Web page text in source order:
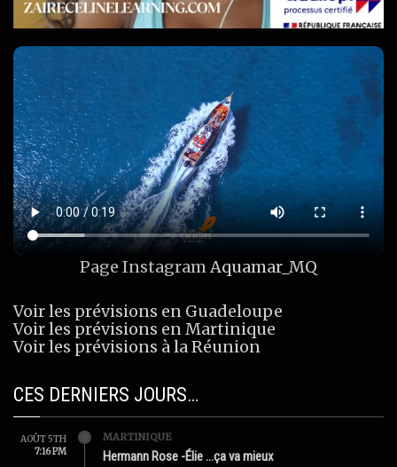
Page InstagramAquamar_MQ
Voir les prévisions en Guadeloupe
Voir les prévisions en Martinique
Voir les prévisions à la Réunion
CES DERNIERS JOURS…
AOÛT 5TH
7:16 PM
MARTINIQUE
Hermann Rose -Élie …ça va mieux